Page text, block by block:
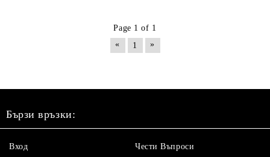
Page 1 of 1
«
1 »
Бързи връзки:
Вход Чести Въпроси